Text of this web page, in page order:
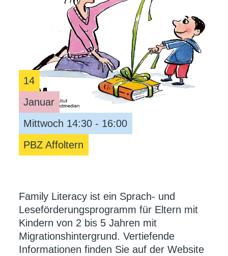
14
Januar
Mittwoch 14:30 - 16:00
PBZ Affoltern
Family Literacy ist ein Sprach- und
Leseförderungsprogramm für Eltern mit
Kindern von 2 bis 5 Jahren mit
Migrationshintergrund. Vertiefende
Informationen finden Sie auf der Website